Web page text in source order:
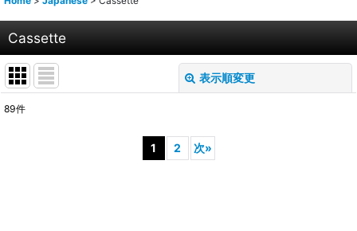
Cassette
表示順変更
89件
1 2 次»